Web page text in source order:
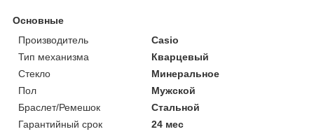
Основные
Производитель
Casio
Тип механизма
Кварцевый
Стекло
Минеральное
Пол
Мужской
Браслет/Ремешок
Стальной
Гарантийный срок
24 мес